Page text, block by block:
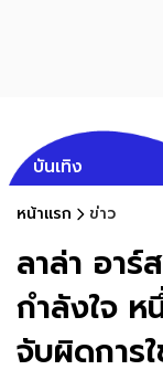
บันเทิง
หน้าแรก ข่าว
ลาล่า อา
กำลังใจ ห
จับผิดการ